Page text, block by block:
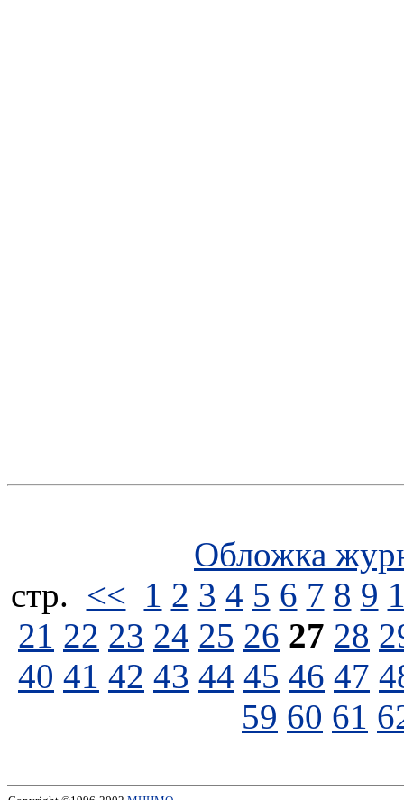
Обложка
стp. << 1 2 3 4 5 6 7 8 9
21 22 23 24 25 26 27 28
40 41 42 43 44 45 46 47
59 60 61